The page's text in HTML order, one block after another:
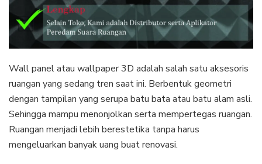
Wall panel atau wallpaper 3D adalah salah satu aksesoris
ruangan yang sedang tren saat ini. Berbentuk geometri
dengan tampilan yang serupa batu bata atau batu alam asli.
Sehingga mampu menonjolkan serta mempertegas ruangan.
Ruangan menjadi lebih berestetika tanpa harus
mengeluarkan banyak uang buat renovasi.